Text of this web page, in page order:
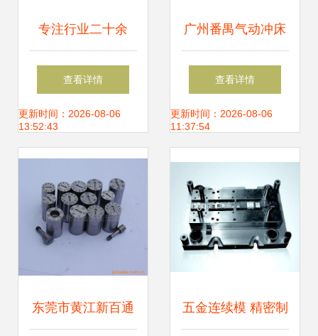
专注行业二十余
年，楚水五金工具
展现耀眼实力
查看详情
更新时间：2026-08-06
13:52:43
广州番禺气动冲床
高效搬迁实录 36台
设备一日内安全转
新址
查看详情
更新时间：2026-08-06
11:37:54
东莞市黄江新百通 五金连续模 精密制